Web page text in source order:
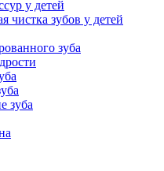
у детей
чистка зубов у детей
зуба
зуба